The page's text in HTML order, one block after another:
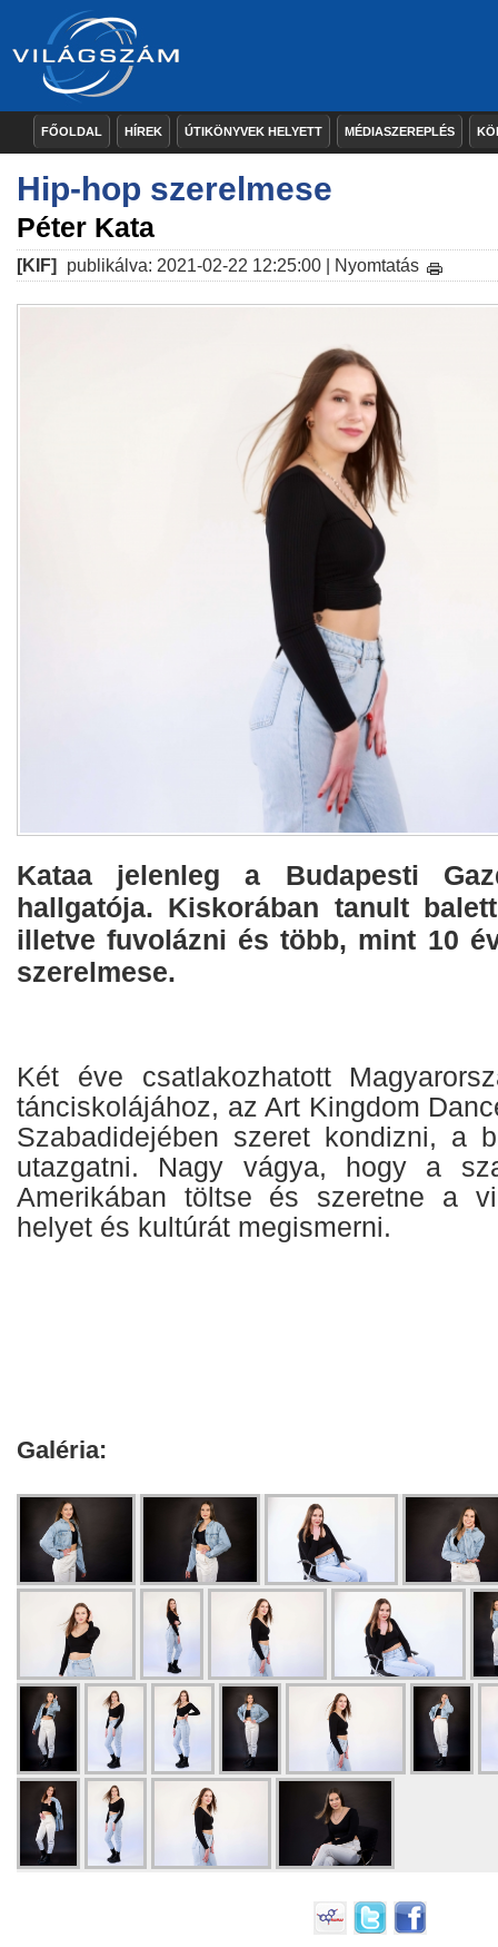
FŐOLDAL HÍREK ÚTIKÖNYVEK HELYETT MÉDIASZEREPLÉS
Hip-hop szerelmese
Péter Kata
[KIF] publikálva: 2021-02-22 12:25:00 | Nyomtatás
Kataa jelenleg a Budapesti
hallgatója. Kiskorában tanult
illetve fuvolázni és több, mint 10
szerelmese.
Két éve csatlakozhatott
tánciskolájához, az Art Kingdom
Szabadidejében szeret kondizni, a
utazgatni. Nagy vágya, hogy a
Amerikában töltse és szeretne a
helyet és kultúrát megismerni.
Galéria: